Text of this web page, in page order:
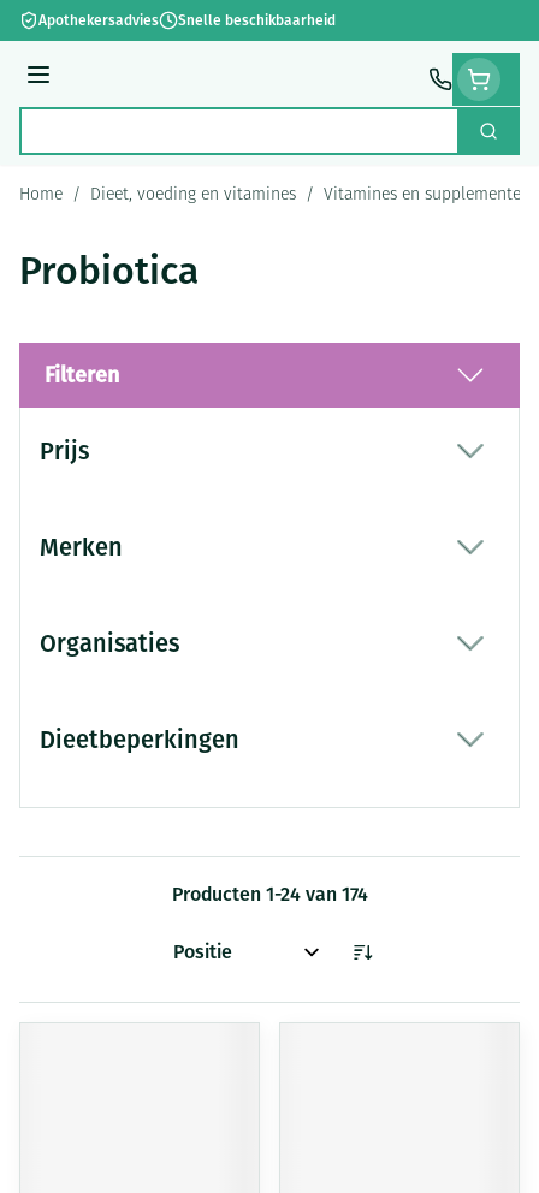
Ga naar de inhoud
Apothekersadvies Snelle beschikbaarheid
Menu
Zoek
Home / Dieet, voeding en vitamines / Vitamines en supplementen
Probiotica
Filteren
Prijs
Merken
Organisaties
Dieetbeperkingen
Producten 1-24van 174
Sorteer op: